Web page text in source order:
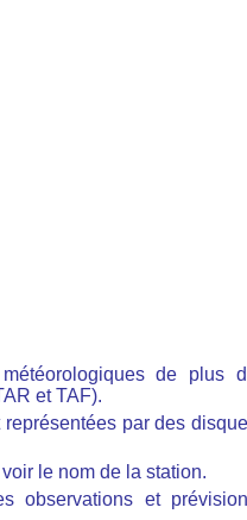
de plus
et TAF).
par des
le nom de la station.
observations et